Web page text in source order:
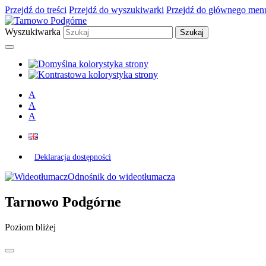
Przejdź do treści Przejdź do wyszukiwarki Przejdź do głównego
Wyszukiwarka
A
A
A
Deklaracja dostępności
Odnośnik do wideotłumacza
Tarnowo Podgórne
Poziom bliżej